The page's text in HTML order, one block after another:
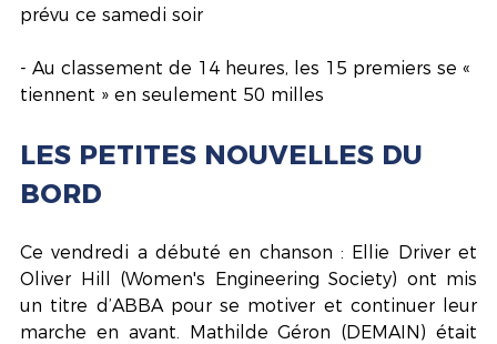
prévu ce samedi soir
- Au classement de 14 heures, les 15 premiers se «
tiennent » en seulement 50 milles
LES PETITES NOUVELLES DU
BORD
Ce vendredi a débuté en chanson : Ellie Driver et
Oliver Hill (Women's Engineering Society) ont mis
un titre d’ABBA pour se motiver et continuer leur
marche en avant. Mathilde Géron (DEMAIN) était